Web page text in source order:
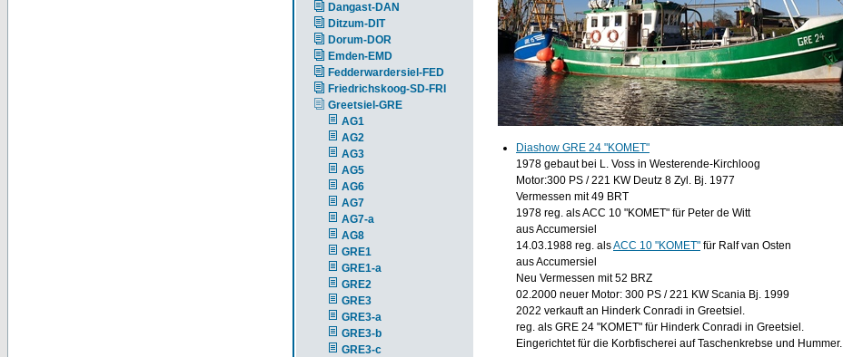
Dangast-DAN
Ditzum-DIT
Dorum-DOR
Emden-EMD
Fedderwardersiel-FED
Friedrichskoog-SD-FRI
Greetsiel-GRE
AG1
AG2
AG3
AG5
AG6
AG7
AG7-a
AG8
GRE1
GRE1-a
GRE2
GRE3
GRE3-a
GRE3-b
GRE3-c
Diashow GRE 24 "KOMET"
1978 gebaut bei L. Voss in Westerende-Kirchloog
Motor:300 PS / 221 KW Deutz 8 Zyl. Bj. 1977
Vermessen mit 49 BRT
1978 reg. als ACC 10 "KOMET" für Peter de Witt
aus Accumersiel
14.03.1988 reg. alsACC 10 "KOMET" für Ralf van Osten
aus Accumersiel
Neu Vermessen mit 52 BRZ
02.2000 neuer Motor: 300 PS / 221 KW Scania Bj. 1999
2022 verkauft an Hinderk Conradi in Greetsiel.
reg. als GRE 24 "KOMET" für Hinderk Conradi in Greetsiel.
Eingerichtet für die Korbfischerei auf Taschenkrebse und Hummer.